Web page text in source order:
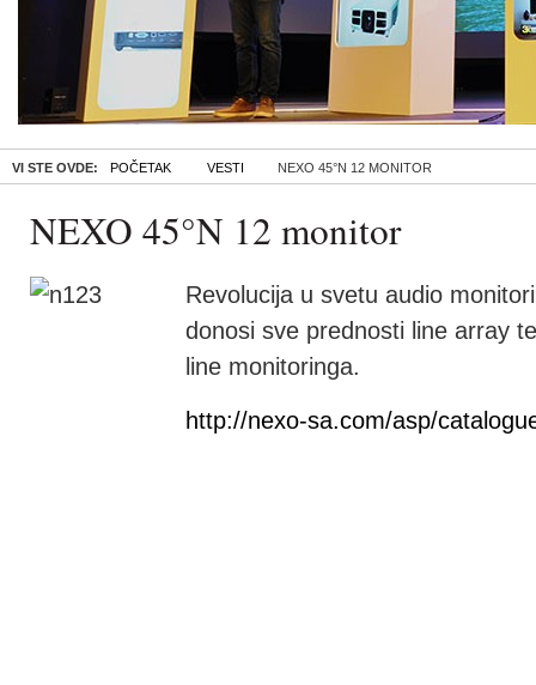
VI STE OVDE: POČETAK VESTI NEXO 45°N 12 MONITOR
NEXO 45°N 12 monitor
Revolucija u svetu audio
donosi sve prednosti line array
line monitoringa.
http://nexo-sa.com/asp/